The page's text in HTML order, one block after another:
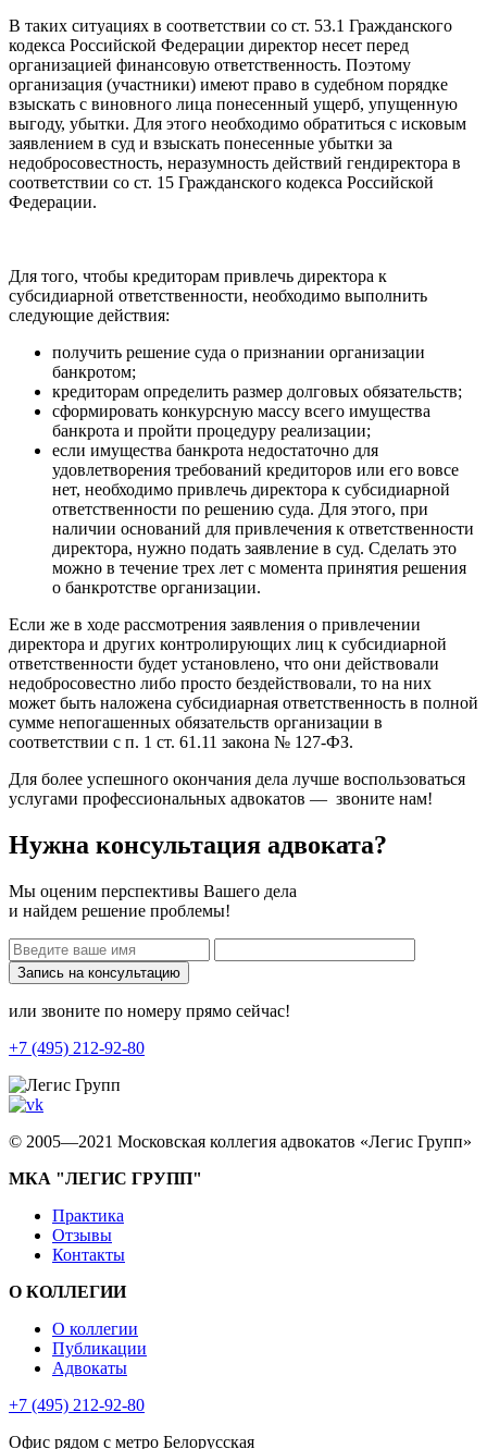
В таких ситуациях в соответствии со ст. 53.1 Гражданского
кодекса Российской Федерации директор несет перед
организацией финансовую ответственность. Поэтому
организация (участники) имеют право в судебном порядке
взыскать с виновного лица понесенный ущерб, упущенную
выгоду, убытки. Для этого необходимо обратиться с исковым
заявлением в суд и взыскать понесенные убытки за
недобросовестность, неразумность действий гендиректора в
соответствии со ст. 15 Гражданского кодекса Российской
Федерации.
Для того, чтобы кредиторам привлечь директора к
субсидиарной ответственности, необходимо выполнить
следующие действия:
получить решение суда о признании организации
банкротом;
кредиторам определить размер долговых обязательств;
сформировать конкурсную массу всего имущества
банкрота и пройти процедуру реализации;
если имущества банкрота недостаточно для
удовлетворения требований кредиторов или его вовсе
нет, необходимо привлечь директора к субсидиарной
ответственности по решению суда. Для этого, при
наличии оснований для привлечения к ответственности
директора, нужно подать заявление в суд. Сделать это
можно в течение трех лет с момента принятия решения
о банкротстве организации.
Если же в ходе рассмотрения заявления о привлечении
директора и других контролирующих лиц к субсидиарной
ответственности будет установлено, что они действовали
недобросовестно либо просто бездействовали, то на них
может быть наложена субсидиарная ответственность в полной
сумме непогашенных обязательств организации в
соответствии с п. 1 ст. 61.11 закона № 127-ФЗ.
Для более успешного окончания дела лучше воспользоваться
услугами профессиональных адвокатов — звоните нам!
Нужна консультация адвоката?
Мы оценим перспективы Вашего дела
и найдем решение проблемы!
Запись на консультацию
или звоните по номеру прямо сейчас!
+7 (495) 212-92-80
© 2005—2021 Московская коллегия адвокатов «Легис Групп»
МКА "ЛЕГИС ГРУПП"
Практика
Отзывы
Контакты
О КОЛЛЕГИИ
О коллегии
Публикации
Адвокаты
+7 (495) 212-92-80
Офис рядом с метро Белорусская